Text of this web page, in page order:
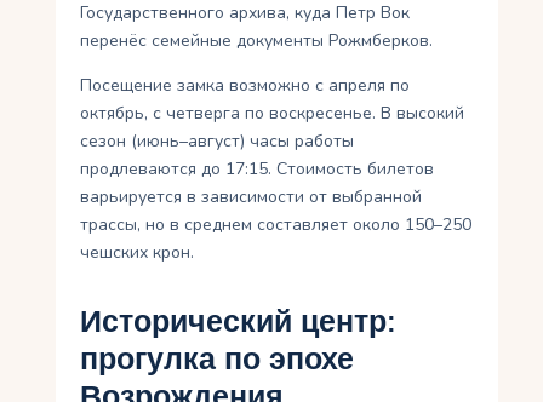
Государственного архива, куда Петр Вок
перенёс семейные документы Рожмберков.
Посещение замка возможно с апреля по
октябрь, с четверга по воскресенье. В высокий
сезон (июнь–август) часы работы
продлеваются до 17:15. Стоимость билетов
варьируется в зависимости от выбранной
трассы, но в среднем составляет около 150–250
чешских крон.
Исторический центр:
прогулка по эпохе